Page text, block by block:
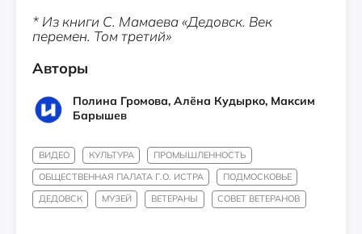
* Из книги С. Мамаева «Дедовск. Век
перемен. Том третий»
Авторы
Полина Громова, Алёна Кудырко, Максим
Барышев
ВИДЕО КУЛЬТУРА
ПРОМЫШЛЕННОСТЬ
ОБЩЕСТВЕННАЯ ПАЛАТА Г.О. ИСТРА
ПОДМОСКОВЬЕ
ДЕДОВСК
МУЗЕЙ ВЕТЕРАНЫ СОВЕТ ВЕТЕРАНОВ